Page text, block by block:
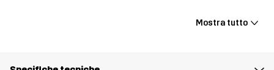
Mostra tutto